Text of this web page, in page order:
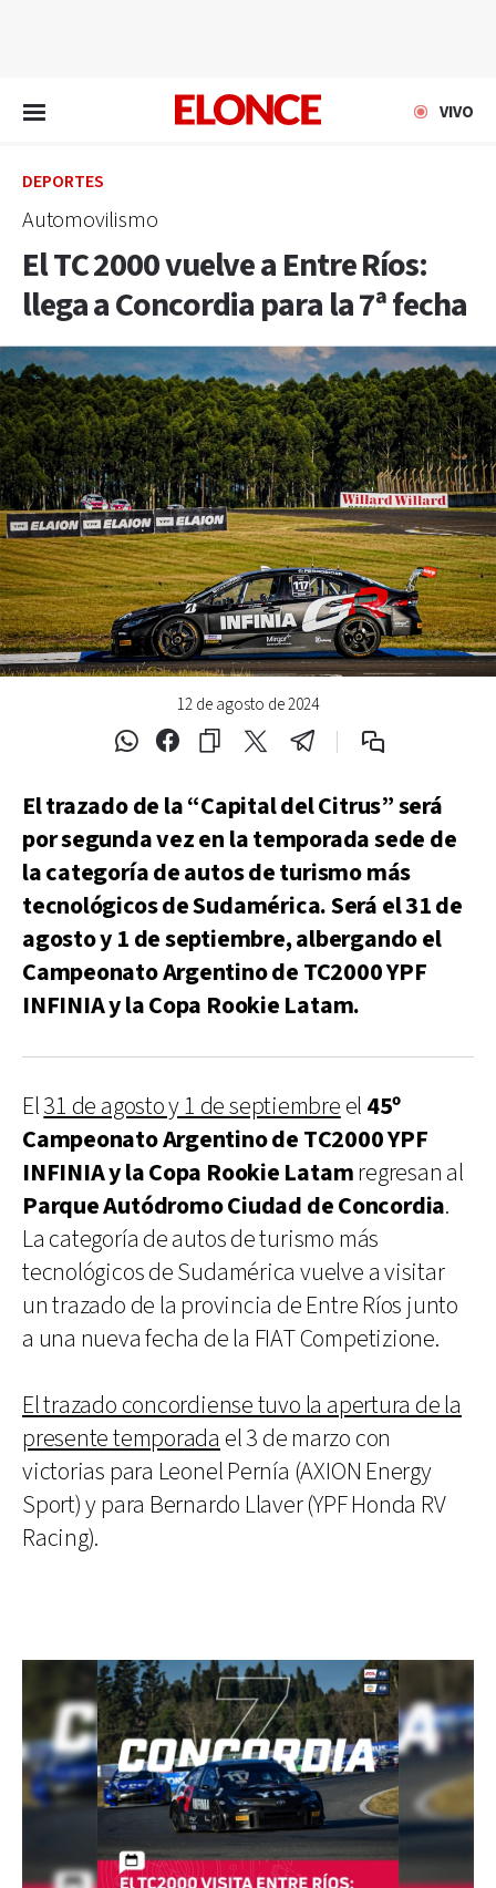
VIVO
DEPORTES
Automovilismo
El TC 2000 vuelve a Entre Ríos:
llega a Concordia para la 7ª fecha
12 de agosto de 2024
El trazado de la “Capital del Citrus” será
por segunda vez en la temporada sede de
la categoría de autos de turismo más
tecnológicos de Sudamérica. Será el 31 de
agosto y 1 de septiembre, albergando el
Campeonato Argentino de TC2000 YPF
INFINIA y la Copa Rookie Latam.
El31 de agosto y 1 de septiembre el 45º
Campeonato Argentino de TC2000 YPF
INFINIA y la Copa Rookie Latamregresan al
Parque Autódromo Ciudad de Concordia.
La categoría de autos de turismo más
tecnológicos de Sudamérica vuelve a visitar
un trazado de la provincia de Entre Ríos junto
a una nueva fecha de la FIAT Competizione.
El trazado concordiense tuvo la apertura de la
presente temporada el 3 de marzo con
victorias para Leonel Pernía (AXION Energy
Sport) y para Bernardo Llaver (YPF Honda RV
Racing).